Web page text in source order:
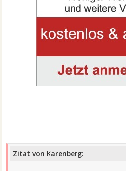
Zitat von Karenberg: